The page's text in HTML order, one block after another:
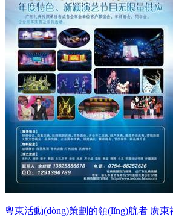
粵東活動(dòng)策劃的領(lǐng)航者 廣